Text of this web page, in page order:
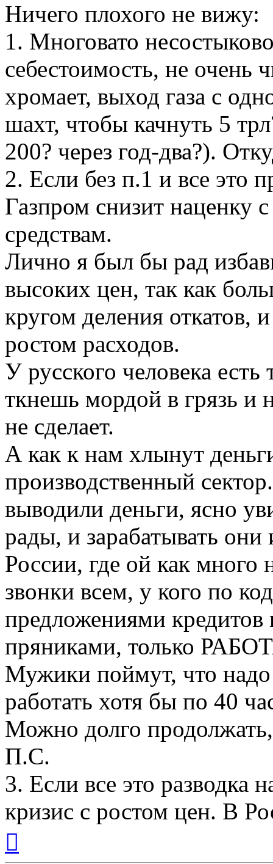
Ничего плохого не вижу:
1. Многовато
себестоимость, не очень
хромает, выход газа с
шахт, чтобы качнуть 5
200? через год-два?).
2. Если без п.1 и все это
Газпром снизит наценку
средствам.
Лично я был бы рад
высоких цен, так как
кругом деления откатов,
ростом расходов.
У русского человека
ткнешь мордой в грязь и
не сделает.
А как к нам хлынут
производственный
выводили деньги, ясно
рады, и зарабатывать они
России, где ой как
звонки всем, у кого по
предложениями
пряниками, только
Мужики поймут, что
работать хотя бы по 40
Можно долго
П.С.
3. Если все это разводка
кризис с ростом цен. В
началу